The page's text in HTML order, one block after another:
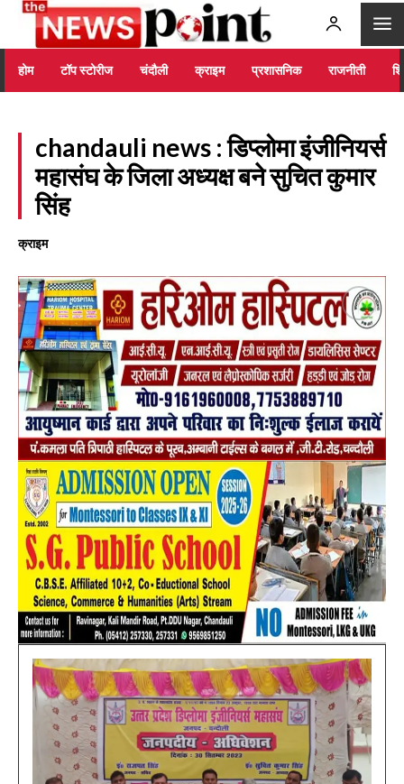
होम टॉप स्टोरीज चंदौली क्राइम प्रशासनिक राजनीती
chandauli news : डिप्लोमा इंजीनियर्स
महासंघ के जिला अध्यक्ष बने सुचित कुमार
सिंह
क्राइम